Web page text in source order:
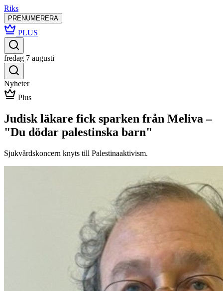
Riks
PRENUMERERA
PLUS
fredag 7 augusti
Nyheter
Plus
Judisk läkare fick sparken från Meliva –
"Du dödar palestinska barn"
Sjukvårdskoncern knyts till Palestinaaktivism.